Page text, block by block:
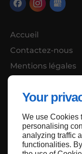
Your
We use Cookies
personalising
analyzing traffic
functionalities.
Accueil
Contactez-nous
Mentions légales